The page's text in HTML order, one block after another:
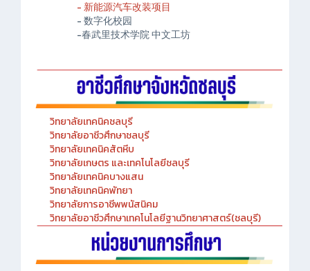
- 机械臂机器人维修实训中心
- 新能源汽车改装项目
- 数字化校园
วิทยาลัยเทคนิคชลบุรี
วิทยาลัยอาชีวศึกษาชลบุรี
วิทยาลัยเทคนิคสัตหีบ
วิทยาลัยเกษตร และเทคโนโลยีชลบุรี
วิทยาลัยเทคนิคบางแสน
วิทยาลัยเทคนิคพัทยา
วิทยาลัยการอาชีพพนัสนิคม
วิทยาลัยอาชีวศึกษาเทคโนโลยีฐานวิทยาศาสตร์(ชลบุรี)